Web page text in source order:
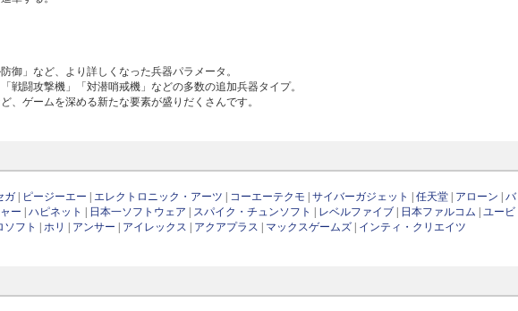
御」など、より詳しくなった兵器パラメータ。
闘攻撃機」「対潜哨戒機」などの多数の追加兵器タイプ。
、ゲームを深める新たな要素が盛りだくさんです。
ガ ピージーエー エレクトロニック・アーツ コーエーテクモ |サイバーガジェット |任天堂 アローン |バ
ー |ハピネット 日本一ソフトウェア スパイク・チュンソフト レベルファイブ 日本ファルコム |ユービ
ソフト |ホリ アンサー アイレックス アクアプラス マックスゲームズ インティ・クリエイツ